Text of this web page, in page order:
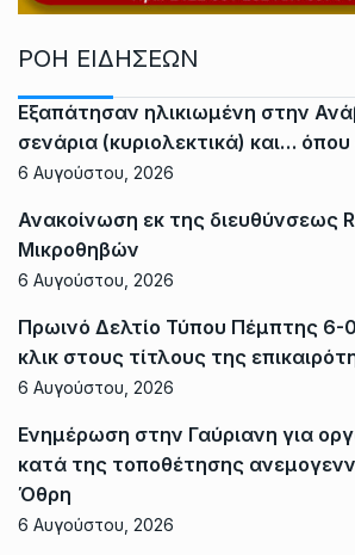
ΡΟΗ ΕΙΔΗΣΕΩΝ
Εξαπάτησαν ηλικιωμένη στην
σενάρια (κυριολεκτικά) και…
6 Αυγούστου, 2026
Ανακοίνωση εκ της διευθύνσεως
Μικροθηβών
6 Αυγούστου, 2026
Πρωινό Δελτίο Τύπου Πέμπτης 6-
κλικ στους τίτλους της
6 Αυγούστου, 2026
Ενημέρωση στην Γαύριανη για
κατά της τοποθέτησης
Όθρη
6 Αυγούστου, 2026